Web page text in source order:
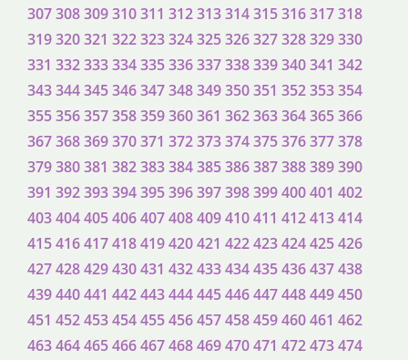
307308309310311 312313314315316317318
319320321 322323324325326327328329330
331 332333334335336337338339340341 342
343344345346347348349350351 352353354
355356357358359360361 362363364365366
367368369370371 372373374375376377378
379380381 382383384385386387388389390
391 392393394395396397398399400401 402
403404405406407408409410411 412413414
415416417418419420421 422423424425426
427428429430431 432433434435436437438
439440441 442443444445446447448449450
451 452453454455456457458459460461 462
463464465466467468469470471 472473474